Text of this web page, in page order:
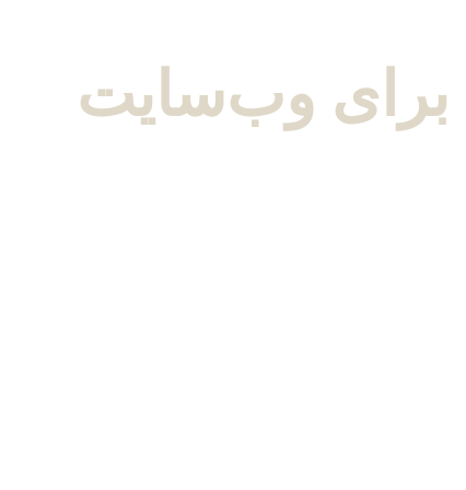
برای وب‌سایت